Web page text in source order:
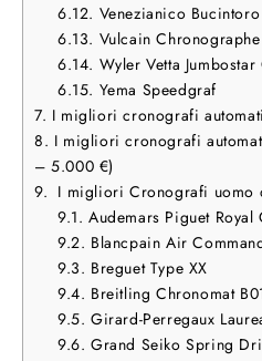
6.12. Venezianico Bucintoro
6.13. Vulcain Chronographe
6.14. Wyler Vetta
6.15. Yema Speedgraf
7. I migliori cronografi
8. I migliori cronografi
– 5.000 €)
9. I migliori Cronografi uomo
9.1. Audemars Piguet Royal
9.2. Blancpain Air
9.3. Breguet Type XX
9.4. Breitling Chronomat
9.5. Girard-Perregaux
9.6. Grand Seiko Spring